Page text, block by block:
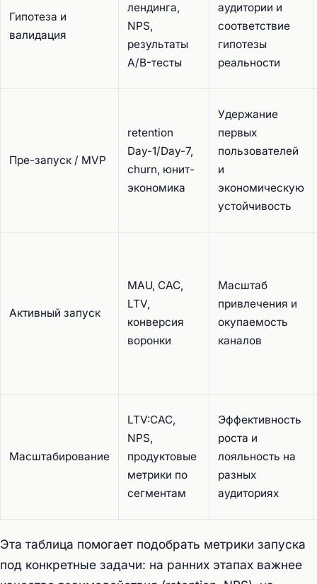
Гипотеза и
валидация
лендинга,
NPS,
результаты
A/B-тесты
аудитории и
соответствие
гипотезы
реальности
Пре-запуск / MVP
retention
Day-1/Day-7,
churn, юнит-
экономика
Удержание
первых
пользователей
и
экономическую
устойчивость
Активный запуск
MAU, CAC,
LTV,
конверсия
воронки
Масштаб
привлечения и
окупаемость
каналов
Масштабирование
LTV:CAC,
NPS,
продуктовые
метрики по
сегментам
Эффективность
роста и
лояльность на
разных
аудиториях
Эта таблица помогает подобрать метрики запуска
под конкретные задачи: на ранних этапах важнее